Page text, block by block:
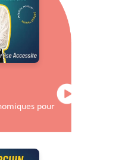
pour les centres